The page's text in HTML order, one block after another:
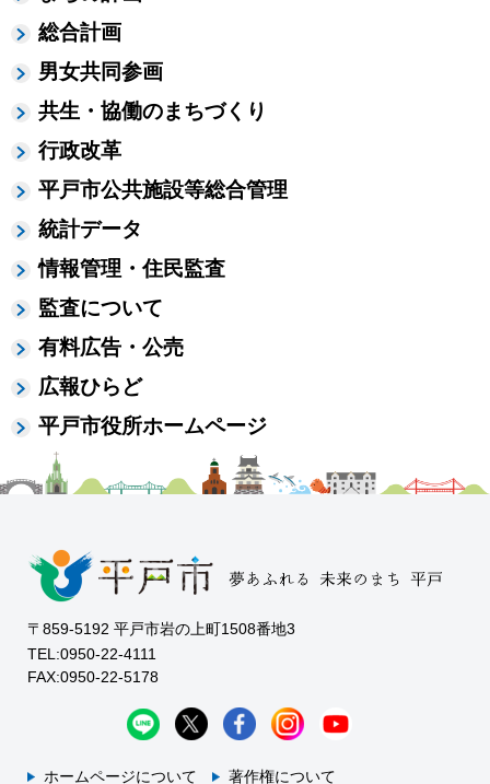
総合計画
男女共同参画
共生・協働のまちづくり
行政改革
平戸市公共施設等総合管理
統計データ
情報管理・住民監査
監査について
有料広告・公売
広報ひらど
平戸市役所ホームページ
〒859-5192 平戸市岩の上町1508番地3
TEL:0950-22-4111
FAX:0950-22-5178
ホームページについて 著作権について